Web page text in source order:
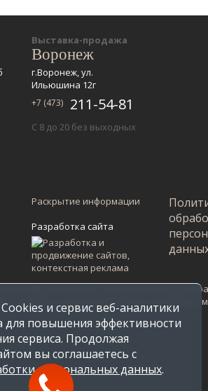
Выставка-продажа
Воронеж
г.Воронеж, ул.
Ильюшина 12г
+7 (473) 211-54-81
С 8 до 20 без выходных
Раскрытие информации
Разработка сайта
офертой и несет ознакомительный
Стоимость в других регионах уточняйте
и сервис веб-аналитики
для повышения эффективности
сервиса. Продолжая
вы соглашаетесь с
персональных данных.